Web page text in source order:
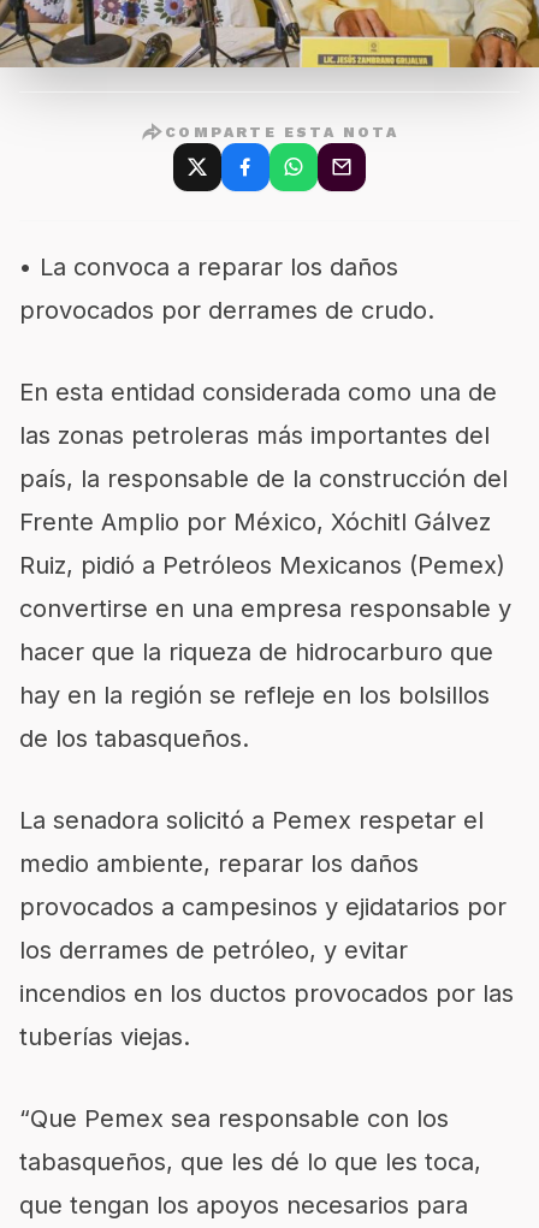
COMPARTE ESTA NOTA
• La convoca a reparar los daños
provocados por derrames de crudo.
En esta entidad considerada como una de
las zonas petroleras más importantes del
país, la responsable de la construcción del
Frente Amplio por México, Xóchitl Gálvez
Ruiz, pidió a Petróleos Mexicanos (Pemex)
convertirse en una empresa responsable y
hacer que la riqueza de hidrocarburo que
hay en la región se refleje en los bolsillos
de los tabasqueños.
La senadora solicitó a Pemex respetar el
medio ambiente, reparar los daños
provocados a campesinos y ejidatarios por
los derrames de petróleo, y evitar
incendios en los ductos provocados por las
tuberías viejas.
“Que Pemex sea responsable con los
tabasqueños, que les dé lo que les toca,
que tengan los apoyos necesarios para